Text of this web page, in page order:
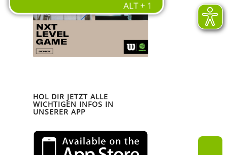
HOL DIR JETZT ALLE
WICHTIGEN INFOS IN
UNSERER APP